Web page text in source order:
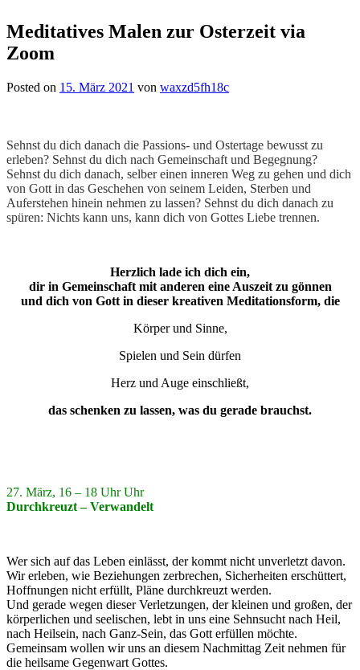
Meditatives Malen zur Osterzeit via
Zoom
Posted on 15. März 2021 von waxzd5fh18c
Sehnst du dich danach die Passions- und Ostertage bewusst zu
erleben? Sehnst du dich nach Gemeinschaft und Begegnung?
Sehnst du dich danach, selber einen inneren Weg zu gehen und dich
von Gott in das Geschehen von seinem Leiden, Sterben und
Auferstehen hinein nehmen zu lassen? Sehnst du dich danach zu
spüren: Nichts kann uns, kann dich von Gottes Liebe trennen.
Herzlich lade ich dich ein,
dir in Gemeinschaft mit anderen eine Auszeit zu gönnen
und dich von Gott in dieser kreativen Meditationsform, die
Körper und Sinne,
Spielen und Sein dürfen
Herz und Auge einschließt,
das schenken zu lassen, was du gerade brauchst.
27. März, 16 – 18 Uhr Uhr
Durchkreuzt – Verwandelt
Wer sich auf das Leben einlässt, der kommt nicht unverletzt davon.
Wir erleben, wie Beziehungen zerbrechen, Sicherheiten erschüttert,
Hoffnungen nicht erfüllt, Pläne durchkreuzt werden.
Und gerade wegen dieser Verletzungen, der kleinen und großen, der
körperlichen und seelischen, lebt in uns eine Sehnsucht nach Heil,
nach Heilsein, nach Ganz-Sein, das Gott erfüllen möchte.
Gemeinsam wollen wir uns an diesem Nachmittag Zeit nehmen für
die heilsame Gegenwart Gottes.